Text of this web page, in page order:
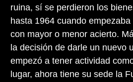
ruina, sí se perdieron los
hasta 1964 cuando
con mayor o menor acierto.
la decisión de darle un nuevo
empezó a tener actividad
lugar, ahora tiene su sede la